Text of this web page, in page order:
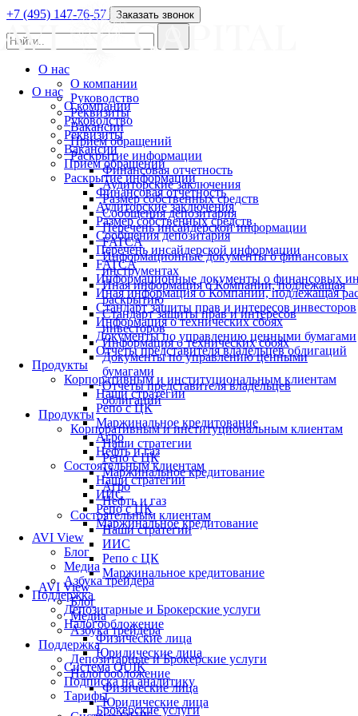
О нас
О компании
Руководство
Реквизиты
Вакансии
Прием обращений
Раскрытие информации
Финансовая отчетность
Аудиторские заключения
Размер собственных средств
Сообщения депозитария
Перечень инсайдерской информации
FATCA
Информационные документы о финансовых
Иная информация о Компании, подлежащая
Стандарт защиты прав и интересов инвесторов
Информация о технических сбоях
Документы по управлению ценными бумагами
Отчеты представителя владельцев облигаций
Продукты
Корпоративным и институциональным клиентам
Наши стратегии
Репо с ЦК
Маржинальное кредитование
Агро
Нефть и газ
Состоятельным клиентам
Наши стратегии
ИИС
Репо с ЦК
Маржинальное кредитование
AVI View
Блог
Медиа
Азбука трейдера
Поддержка
Депозитарные и Брокерские услуги
Налогообложение
Физические лица
Юридические лица
Система QUIK
Подписка на аналитику
Тарифы
Брокерские услуги
+7 (495) 147-76-57 Заказать звонок
О нас
О компании
Руководство
Реквизиты
Вакансии
Прием обращений
Раскрытие информации
Финансовая отчетность
Аудиторские заключения
Размер собственных средств
Сообщения депозитария
Перечень инсайдерской информации
FATCA
Информационные документы о финансовых
инструментах
Иная информация о Компании, подлежащая
раскрытию
Стандарт защиты прав и интересов
инвесторов
Информация о технических сбоях
Документы по управлению ценными
бумагами
Отчеты представителя владельцев
облигаций
Продукты
Корпоративным и институциональным клиентам
Наши стратегии
Репо с ЦК
Маржинальное кредитование
Агро
Нефть и газ
Состоятельным клиентам
Наши стратегии
ИИС
Репо с ЦК
Маржинальное кредитование
AVI View
Блог
Медиа
Азбука трейдера
Поддержка
Депозитарные и Брокерские услуги
Налогообложение
Физические лица
Юридические лица